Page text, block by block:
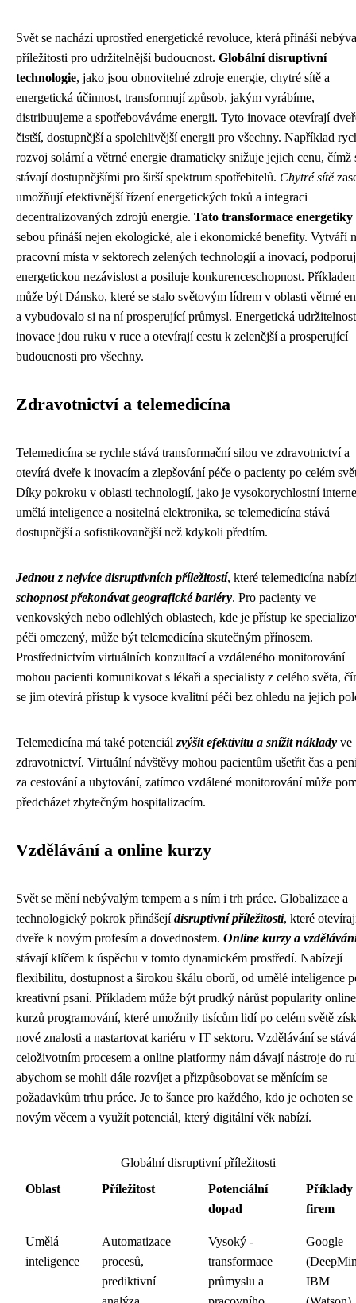
Svět se nachází uprostřed energetické revoluce, která přináší
příležitosti pro udržitelnější budoucnost. Globální disruptivní
technologie, jako jsou obnovitelné zdroje energie, chytré sítě a
energetická účinnost, transformují způsob, jakým vyrábíme,
distribuujeme a spotřebováváme energii. Tyto inovace otevírají
čistší, dostupnější a spolehlivější energii pro všechny. Například
rozvoj solární a větrné energie dramaticky snižuje jejich cenu, čímž
stávají dostupnějšími pro širší spektrum spotřebitelů. Chytré sítě
umožňují efektivnější řízení energetických toků a integraci
decentralizovaných zdrojů energie. Tato transformace energetiky
sebou přináší nejen ekologické, ale i ekonomické benefity. Vytváří
pracovní místa v sektorech zelených technologií a inovací,
energetickou nezávislost a posiluje konkurenceschopnost.
může být Dánsko, které se stalo světovým lídrem v oblasti větrné
a vybudovalo si na ní prosperující průmysl. Energetická
inovace jdou ruku v ruce a otevírají cestu k zelenější a prosperující
budoucnosti pro všechny.
Zdravotnictví a telemedicína
Telemedicína se rychle stává transformační silou ve zdravotnictví a
otevírá dveře k inovacím a zlepšování péče o pacienty po celém
Díky pokroku v oblasti technologií, jako je vysokorychlostní
umělá inteligence a nositelná elektronika, se telemedicína stává
dostupnější a sofistikovanější než kdykoli předtím.
Jednou z nejvíce disruptivních příležitostí, které telemedicína
schopnost překonávat geografické bariéry. Pro pacienty ve
venkovských nebo odlehlých oblastech, kde je přístup ke
péči omezený, může být telemedicína skutečným přínosem.
Prostřednictvím virtuálních konzultací a vzdáleného monitorování
mohou pacienti komunikovat s lékaři a specialisty z celého světa,
se jim otevírá přístup k vysoce kvalitní péči bez ohledu na jejich
Telemedicína má také potenciál zvýšit efektivitu a snížit náklady ve
zdravotnictví. Virtuální návštěvy mohou pacientům ušetřit čas a
za cestování a ubytování, zatímco vzdálené monitorování může
předcházet zbytečným hospitalizacím.
Vzdělávání a online kurzy
Svět se mění nebývalým tempem a s ním i trh práce. Globalizace a
technologický pokrok přinášejídisruptivní příležitosti, které
dveře k novým profesím a dovednostem. Online kurzy a
stávají klíčem k úspěchu v tomto dynamickém prostředí. Nabízejí
flexibilitu, dostupnost a širokou škálu oborů, od umělé inteligence
kreativní psaní. Příkladem může být prudký nárůst popularity online
kurzů programování, které umožnily tisícům lidí po celém světě
nové znalosti a nastartovat kariéru v IT sektoru. Vzdělávání se stává
celoživotním procesem a online platformy nám dávají nástroje do
abychom se mohli dále rozvíjet a přizpůsobovat se měnícím se
požadavkům trhu práce. Je to šance pro každého, kdo je ochoten
novým věcem a využít potenciál, který digitální věk nabízí.
Globální disruptivní příležitosti
Oblast
Příležitost
Potenciální
dopad
Příklady
firem
Umělá
inteligence
Automatizace
procesů,
prediktivní
Vysoký -
transformace
průmyslu a
Google
IBM